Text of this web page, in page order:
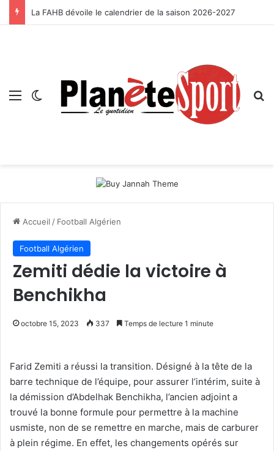
La FAHB dévoile le calendrier de la saison 2026-2027
Menu Switch skin
Accueil / Football Algérien
Football Algérien
Zemiti dédie la victoire à
Benchikha
octobre 15, 2023 337 Temps de lecture 1 minute
Farid Zemiti a réussi la transition. Désigné à la tête de la
barre technique de l’équipe, pour assurer l’intérim, suite à
la démission d’Abdelhak Benchikha, l’ancien adjoint a
trouvé la bonne formule pour permettre à la machine
usmiste, non de se remettre en marche, mais de carburer
à plein régime. En effet, les changements opérés sur